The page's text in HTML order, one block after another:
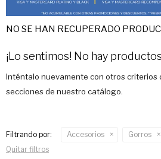
NO SE HAN RECUPERADO
¡Lo sentimos! No hay
Inténtalo nuevamente con otros criterios
secciones de nuestro catálogo.
Filtrando por: Accesorios Gorros
Quitar filtros